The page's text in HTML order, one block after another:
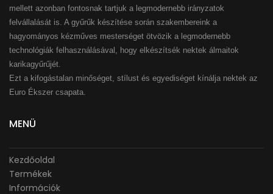
mellett azonban fontosnak tartjuk a legmodernebb irányzatok
felvállalását is. A gyűrűk készítése során szakembereink a
hagyományos kézműves mesterséget ötvözik a legmodernebb
technológiák felhasználásával, hogy elkészítsék nektek álmaitok
karikagyűrűjét.
Ezt a kifogástalan minőséget, stílust és egyediséget kínálja nektek az
Euro Ékszer csapata.
MENÜ
Kezdőoldal
Termékek
Információk